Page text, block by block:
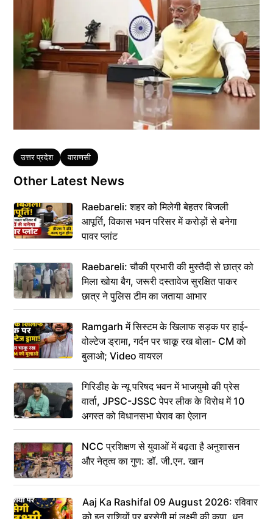
Tags
उत्तर प्रदेश वाराणसी
Other Latest News
Raebareli: शहर को मिलेगी बेहतर बिजली
आपूर्ति, विकास भवन परिसर में करोड़ों से बनेगा
पावर प्लांट
Raebareli: चौकी प्रभारी की मुस्तैदी से छात्र को
मिला खोया बैग, जरूरी दस्तावेज सुरक्षित पाकर
छात्र ने पुलिस टीम का जताया आभार
Ramgarh में सिस्टम के खिलाफ सड़क पर हाई-
वोल्टेज ड्रामा, गर्दन पर चाकू रख बोला- CM को
बुलाओ; Video वायरल
गिरिडीह के न्यू परिषद भवन में भाजयुमो की प्रेस
वार्ता, JPSC-JSSC पेपर लीक के विरोध में 10
अगस्त को विधानसभा घेराव का ऐलान
NCC प्रशिक्षण से युवाओं में बढ़ता है अनुशासन
और नेतृत्व का गुण: डॉ. जी.एन. खान
Aaj Ka Rashifal 09 August 2026: रविवार